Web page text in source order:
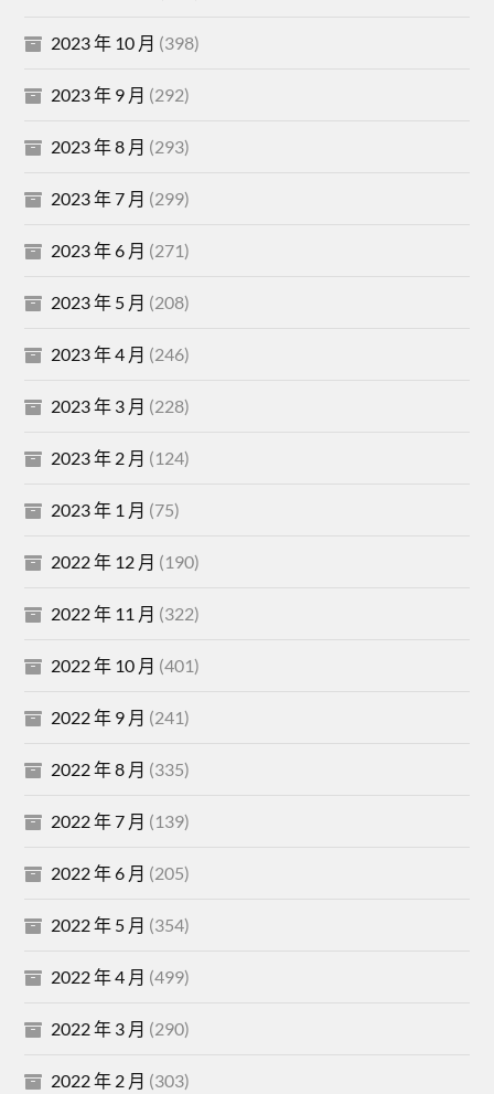
2023 年 10 月 (398)
2023 年 9 月 (292)
2023 年 8 月 (293)
2023 年 7 月 (299)
2023 年 6 月 (271)
2023 年 5 月 (208)
2023 年 4 月 (246)
2023 年 3 月 (228)
2023 年 2 月 (124)
2023 年 1 月 (75)
2022 年 12 月 (190)
2022 年 11 月 (322)
2022 年 10 月 (401)
2022 年 9 月 (241)
2022 年 8 月 (335)
2022 年 7 月 (139)
2022 年 6 月 (205)
2022 年 5 月 (354)
2022 年 4 月 (499)
2022 年 3 月 (290)
2022 年 2 月 (303)